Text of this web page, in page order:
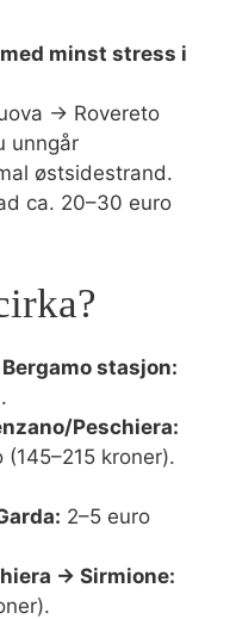
minst stress i
→ Rovereto
unngår
østsidestrand.
ca. 20–30 euro
stasjon:
Peschiera:
(145–215 kroner).
2–5 euro
→ Sirmione: